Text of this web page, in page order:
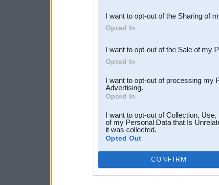
Downstream Participants
third parties.
I want to opt-out of the Sharing of
Opted In
I want to opt-out of the Sale of my
Opted In
I want to opt-out of processing my
Advertising.
Opted In
I want to opt-out of Collection,
of my Personal Data that Is
it was collected.
Opted Out
CONFIRM